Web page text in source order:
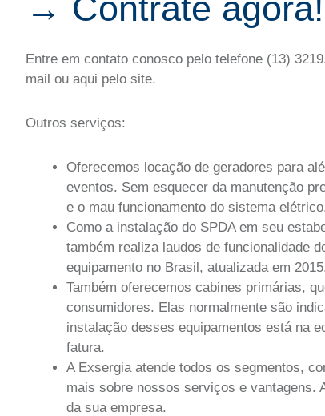
Entre em contato conosco pelo telefone (13)
mail ou aqui pelo site.
Outros serviços:
Oferecemos locação de geradores para
eventos. Sem esquecer da manutenção
e o mau funcionamento do sistema
Como a instalação do SPDA em seu
também realiza laudos de funcionalidade
equipamento no Brasil, atualizada em
Também oferecemos cabines primárias,
consumidores. Elas normalmente são
instalação desses equipamentos está na
fatura.
A Exsergia atende todos os segmentos,
mais sobre nossos serviços e vantagens.
da sua empresa.